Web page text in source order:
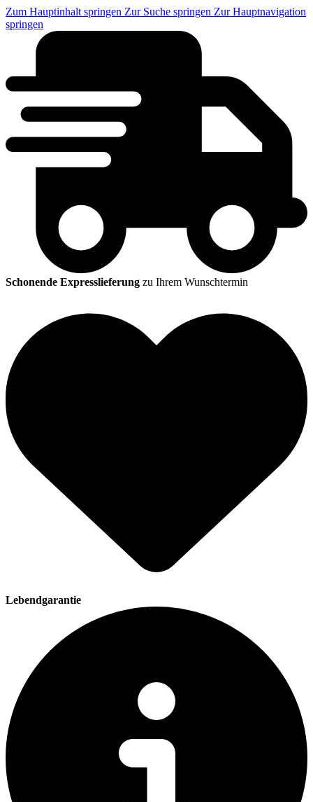
Zum Hauptinhalt springen Zur Suche springen Zur Hauptnavigation
springen
Schonende Expresslieferung zu Ihrem Wunschtermin
Lebendgarantie